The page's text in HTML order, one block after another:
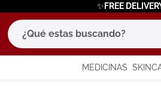
✨FREE
¿Qué estas buscando?
MEDICINAS
términos más